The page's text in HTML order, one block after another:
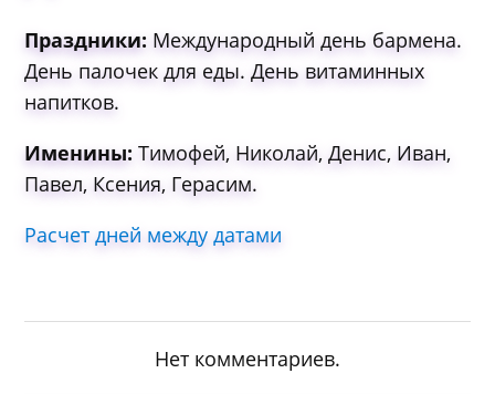
Праздники: Международный день бармена.
День палочек для еды. Дeнь витaминныx
нaпиткoв.
Именины: Тимофей, Николай, Денис, Иван,
Павел, Ксения, Герасим.
Расчет дней между датами
Нет комментариев.